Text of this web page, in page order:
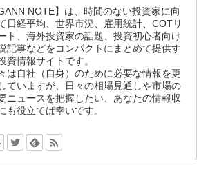
GANN NOTE】は、時間のない投資家に向
日経平均、世界市況、雇用統計、COTリ
ト、海外投資家の話題、投資初心者向け
記事などをコンパクトにまとめて提供す
資情報サイトです。
は自社（自身）のために必要な情報を更
ていますが、日々の相場見通しや市場の
ニュースを把握したい、あなたの情報収
も役立てば幸いです。